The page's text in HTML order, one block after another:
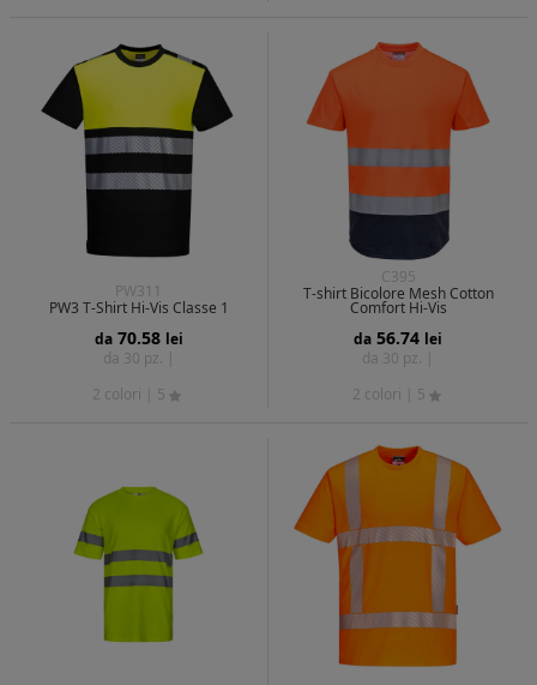
PW311
PW3 T-Shirt Hi-Vis Classe 1
da 70.58 lei
da 30 pz. |
2 colori
| 5
C395
T-shirt Bicolore Mesh Cotton
Comfort Hi-Vis
da 56.74 lei
da 30 pz. |
2 colori
| 5